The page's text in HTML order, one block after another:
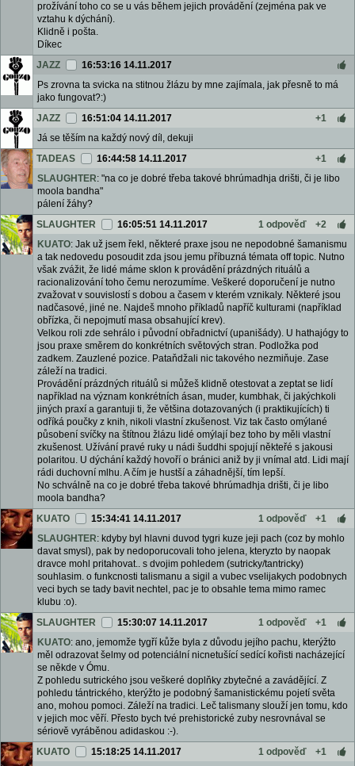
prožívání toho co se u vás během jejich provádění (zejména pak ve
vztahu k dýchání).
Klidně i pošta.
Díkec
JAZZ
16:53:16 14.11.2017
Ps zrovna ta svicka na stitnou žlázu by mne zajímala, jak přesně to má
jako fungovat?:)
JAZZ
16:51:04 14.11.2017
+1
Já se těším na každý nový díl, dekuji
TADEAS
16:44:58 14.11.2017
+1
SLAUGHTER: "na co je dobré třeba takové bhrúmadhja drišti, či je libo
moola bandha"
pálení žáhy?
SLAUGHTER
16:05:51 14.11.2017 1 odpověď
+2
KUATO: Jak už jsem řekl, některé praxe jsou ne nepodobné šamanismu
a tak nedovedu posoudit zda jsou jemu příbuzná témata off topic. Nutno
však zvážit, že lidé máme sklon k provádění prázdných rituálů a
racionalizování toho čemu nerozumíme. Veškeré doporučení je nutno
zvažovat v souvislostí s dobou a časem v kterém vznikaly. Některé jsou
nadčasové, jiné ne. Najdeš mnoho příkladů napříč kulturami (například
obřízka, či nepojmutí masa obsahující krev).
Velkou roli zde sehrálo i původní obřadnictví (upanišády). U hathajógy to
jsou praxe směrem do konkrétních světových stran. Podložka pod
zadkem. Zauzlené pozice. Pataňdžali nic takového nezmiňuje. Zase
záleží na tradici.
Provádění prázdných rituálů si můžeš klidně otestovat a zeptat se lidí
například na význam konkrétních ásan, muder, kumbhak, či jakýchkoli
jiných praxí a garantuji ti, že většina dotazovaných (i praktikujících) ti
odříká poučky z knih, nikoli vlastní zkušenost. Viz tak často omýlané
působení svíčky na štítnou žlázu lidé omýlají bez toho by měli vlastní
zkušenost. Užívání pravé ruky u nádi šuddhi spojují někteřé s jakousi
polaritou. U dýchání každý hovoří o bránici aniž by ji vnímal atd. Lidi mají
rádi duchovní mlhu. A čím je hustší a záhadnější, tím lepší.
No schválně na co je dobré třeba takové bhrúmadhja drišti, či je libo
moola bandha?
KUATO
15:34:41 14.11.2017 1 odpověď
+1
SLAUGHTER: kdyby byl hlavni duvod tygri kuze jeji pach (coz by mohlo
davat smysl), pak by nedoporucovali toho jelena, kteryzto by naopak
dravce mohl pritahovat.. s dvojim pohledem (sutricky/tantricky)
souhlasim. o funkcnosti talismanu a sigil a vubec vselijakych podobnych
veci bych se tady bavit nechtel, pac je to obsahle tema mimo ramec
klubu :o).
SLAUGHTER
15:30:07 14.11.2017 1 odpověď
+1
KUATO: ano, jemomže tygří kůže byla z důvodu jejího pachu, kterýžto
měl odrazovat šelmy od potenciální nicnetušící sedící kořisti nacházející
se někde v Ómu.
Z pohledu sutrického jsou veškeré doplňky zbytečné a zavádějící. Z
pohledu tántrického, kterýžto je podobný šamanistickému pojetí světa
ano, mohou pomoci. Záleží na tradici. Leč talismany slouží jen tomu, kdo
v jejich moc věří. Přesto bych tvé prehistorické zuby nesrovnával se
sériově vyráběnou adidaskou :-).
KUATO
15:18:25 14.11.2017 1 odpověď
+1